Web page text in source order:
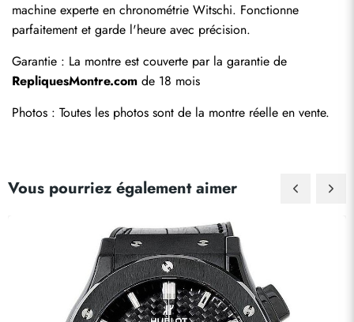
machine experte en chronométrie Witschi. Fonctionne
parfaitement et garde l'heure avec précision.
RepliquesMontre.com de 18 mois
Photos : Toutes les photos sont de la montre réelle en vente.
Vous pourriez également aimer